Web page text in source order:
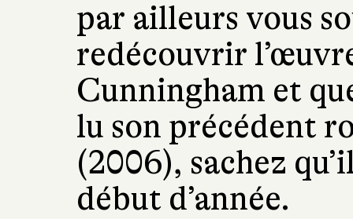
par ailleurs vous
redécouvrir
Cunningham et
lu son précédent
(2006), sachez
début d’année.